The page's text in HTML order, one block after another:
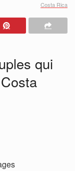
Costa Rica
qui